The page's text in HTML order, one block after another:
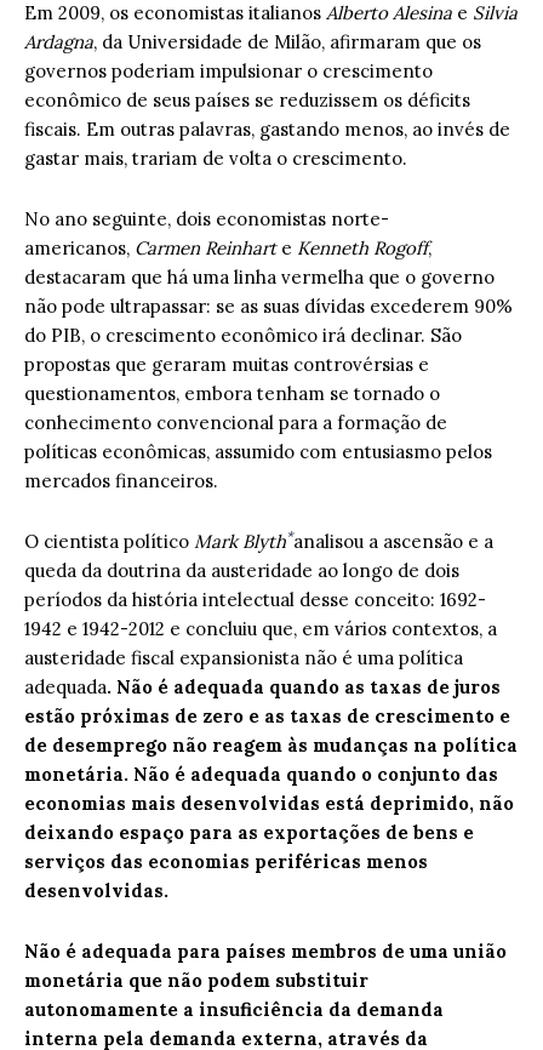
Em 2009, os economistas italianos Alberto Alesina e Silvia
Ardagna, da Universidade de Milão, afirmaram que os
governos poderiam impulsionar o crescimento
econômico de seus países se reduzissem os déficits
fiscais. Em outras palavras, gastando menos, ao invés de
gastar mais, trariam de volta o crescimento.
No ano seguinte, dois economistas norte-
americanos, Carmen Reinharte Kenneth Rogoff,
destacaram que há uma linha vermelha que o governo
não pode ultrapassar: se as suas dívidas excederem 90%
do PIB, o crescimento econômico irá declinar. São
propostas que geraram muitas controvérsias e
questionamentos, embora tenham se tornado o
conhecimento convencional para a formação de
políticas econômicas, assumido com entusiasmo pelos
mercados financeiros.
O cientista político Mark Blyth*analisou a ascensão e a
queda da doutrina da austeridade ao longo de dois
períodos da história intelectual desse conceito: 1692-
1942 e 1942-2012 e concluiu que, em vários contextos, a
austeridade fiscal expansionista não é uma política
adequada. Não é adequada quando as taxas de juros
estão próximas de zero e as taxas de crescimento e
de desemprego não reagem às mudanças na política
monetária. Não é adequada quando o conjunto das
economias mais desenvolvidas está deprimido, não
deixando espaço para as exportações de bens e
serviços das economias periféricas menos
desenvolvidas.
Não é adequada para países membros de uma união
monetária que não podem substituir
autonomamente a insuficiência da demanda
interna pela demanda externa, através da